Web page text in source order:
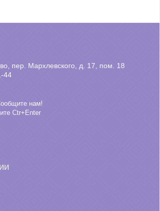
пер. Мархлевского, д. 17, пом. 18
44
нам!
Ctr+Enter